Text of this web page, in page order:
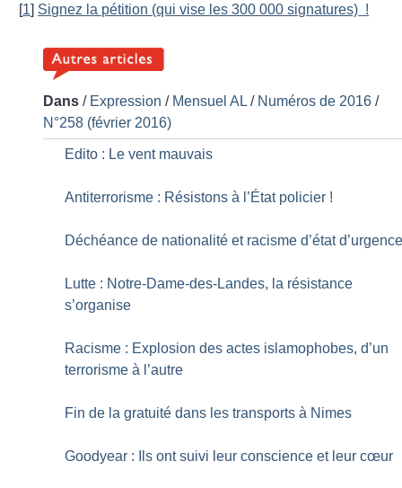
[1] Signez la pétition (qui vise les 300 000 signatures) !
Dans / Expression / Mensuel AL / Numéros de 2016 /
N°258 (février 2016)
Edito : Le vent mauvais
Antiterrorisme : Résistons à l’État policier !
Déchéance de nationalité et racisme d’état
Lutte : Notre-Dame-des-Landes, la résistance
s’organise
Racisme : Explosion des actes islamophobes, d’un
terrorisme à l’autre
Fin de la gratuité dans les transports à Nimes
Goodyear : Ils ont suivi leur conscience et leur cœur